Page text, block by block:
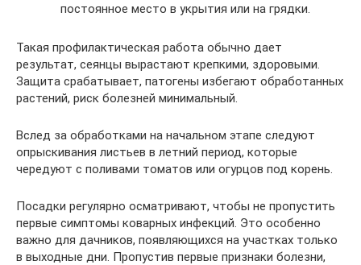
постоянное место в укрытия или на грядки.
Такая профилактическая работа обычно дает
результат, сеянцы вырастают крепкими, здоровыми.
Защита срабатывает, патогены избегают обработанных
растений, риск болезней минимальный.
Вслед за обработками на начальном этапе следуют
опрыскивания листьев в летний период, которые
чередуют с поливами томатов или огурцов под корень.
Посадки регулярно осматривают, чтобы не пропустить
первые симптомы коварных инфекций. Это особенно
важно для дачников, появляющихся на участках только
в выходные дни. Пропустив первые признаки болезни,